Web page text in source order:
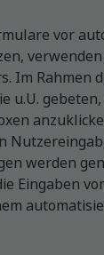
vor
verwenden
Im Rahmen
u.U.
werden
Eingaben